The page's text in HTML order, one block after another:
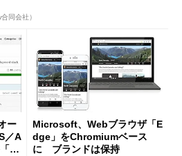
同会社）
ー
／A
Vi
Microsoft、Webブラウザ「E
dge」をChromiumベース
に ブランドは保持